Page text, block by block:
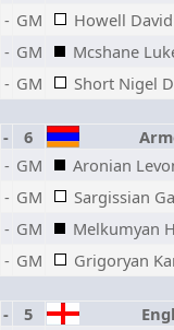
- GM
Howell
- GM
Mcshane
- GM
Short Nigel D
- 6
- GM
Aronian
- GM
Sargissian
- GM
Melkumyan
- GM
Grigoryan
- 5